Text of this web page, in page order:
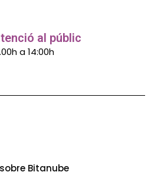
al públic
a 14:00h
Bitanube